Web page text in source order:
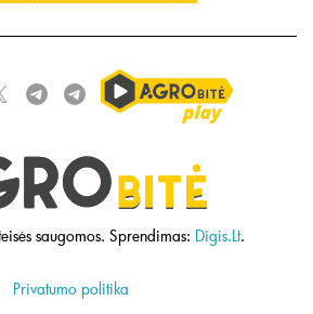
saugomos. Sprendimas: Digis.Lt.
Privatumo politika